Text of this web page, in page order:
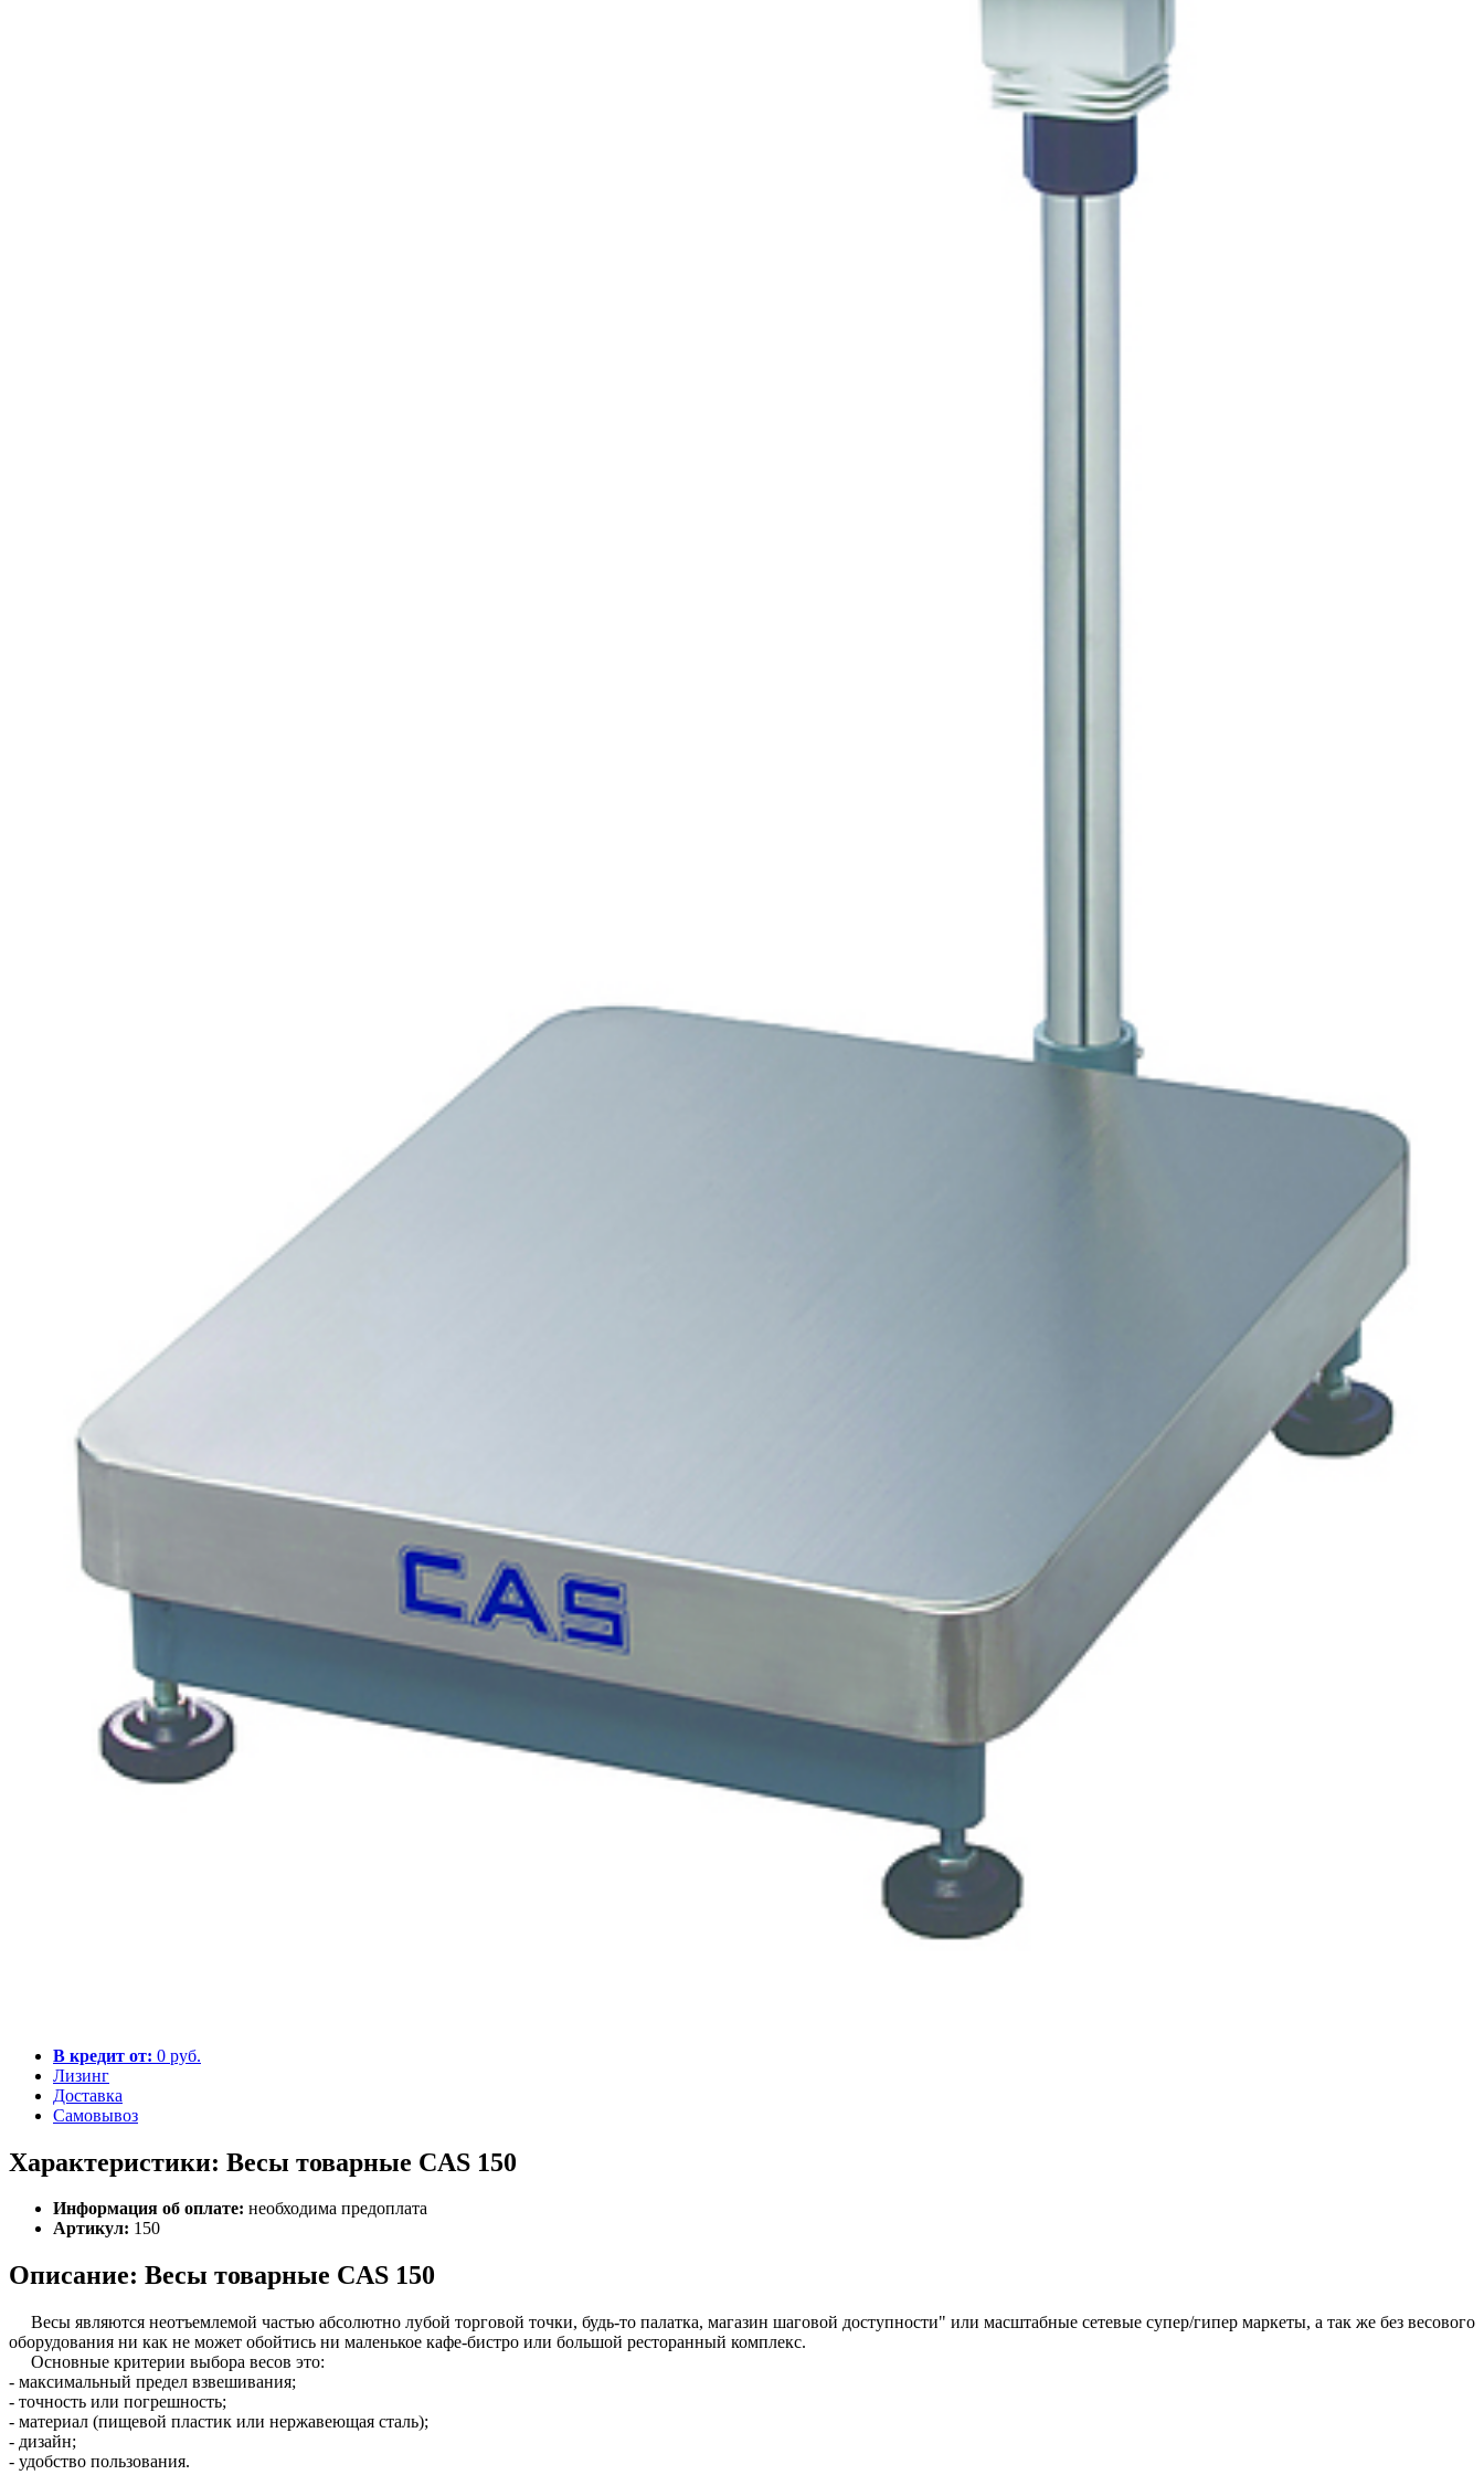
В кредит от: 0 руб.
Лизинг
Доставка
Самовывоз
Характеристики: Весы товарные CAS 150
Информация об оплате: необходима предоплата
Артикул: 150
Описание: Весы товарные CAS 150
Весы являются неотъемлемой частью абсолютно лубой торговой точки, будь-то палатка, магазин шаговой доступности" или масштабные сетевые супер/гипер маркеты, а так же без весового
оборудования ни как не может обойтись ни маленькое кафе-бистро или большой ресторанный комплекс.
Основные критерии выбора весов это:
- максимальный предел взвешивания;
- точность или погрешность;
- материал (пищевой пластик или нержавеющая сталь);
- дизайн;
- удобство пользования.